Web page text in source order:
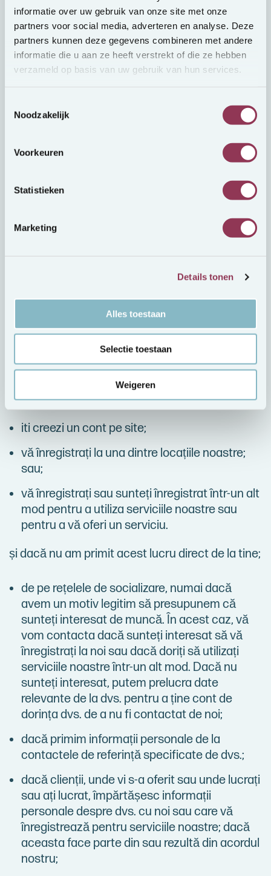
informatie over uw gebruik van onze site met onze
partners voor social media, adverteren en analyse. Deze
partners kunnen deze gegevens combineren met andere
informatie die u aan ze heeft verstrekt of die ze hebben
verzameld op basis van uw gebruik van hun services.
Noodzakelijk
Voorkeuren
Statistieken
Marketing
Details tonen
Alles toestaan
Selectie toestaan
Weigeren
Prelucrăm informațiile;
pentru a executa în mod corespunzător
acordul și/sau condițiile de utilizare pe care le-
am convenit cu dumneavoastră;
conformitate cu sau rezultă din scopurile
declarate; (de ce prelucrăm datele cu
caracter personal) Facem acest lucru pe
baza unei evaluări și a unei cântăriri atente a
pe baza consimțământului dumneavoastră.
De exemplu, colectăm datele dumneavoastră
cu caracter personal dacă;
vizitați site-urile noastre web;
completați sau lăsați datele dvs. pe site-ul
nostru;
iti creezi un cont pe site;
vă înregistrați la una dintre locațiile noastre;
sau;
vă înregistrați sau sunteți înregistrat într-un alt
mod pentru a utiliza serviciile noastre sau
pentru a vă oferi un serviciu.
și dacă nu am primit acest lucru direct de la tine;
de pe rețelele de socializare, numai dacă
avem un motiv legitim să presupunem că
sunteți interesat de muncă. În acest caz, vă
vom contacta dacă sunteți interesat să vă
înregistrați la noi sau dacă doriți să utilizați
serviciile noastre într-un alt mod. Dacă nu
sunteți interesat, putem prelucra date
relevante de la dvs. pentru a ține cont de
dorința dvs. de a nu fi contactat de noi;
dacă primim informații personale de la
contactele de referință specificate de dvs.;
dacă clienții, unde vi s-a oferit sau unde lucrați
sau ați lucrat, împărtășesc informații
personale despre dvs. cu noi sau care vă
înregistrează pentru serviciile noastre; dacă
aceasta face parte din sau rezultă din acordul
nostru;